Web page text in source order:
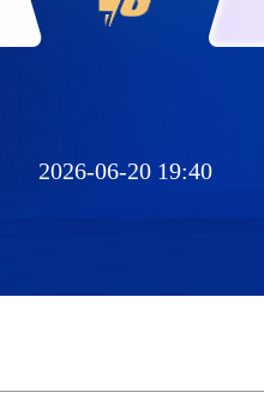
2026-06-20 19:40